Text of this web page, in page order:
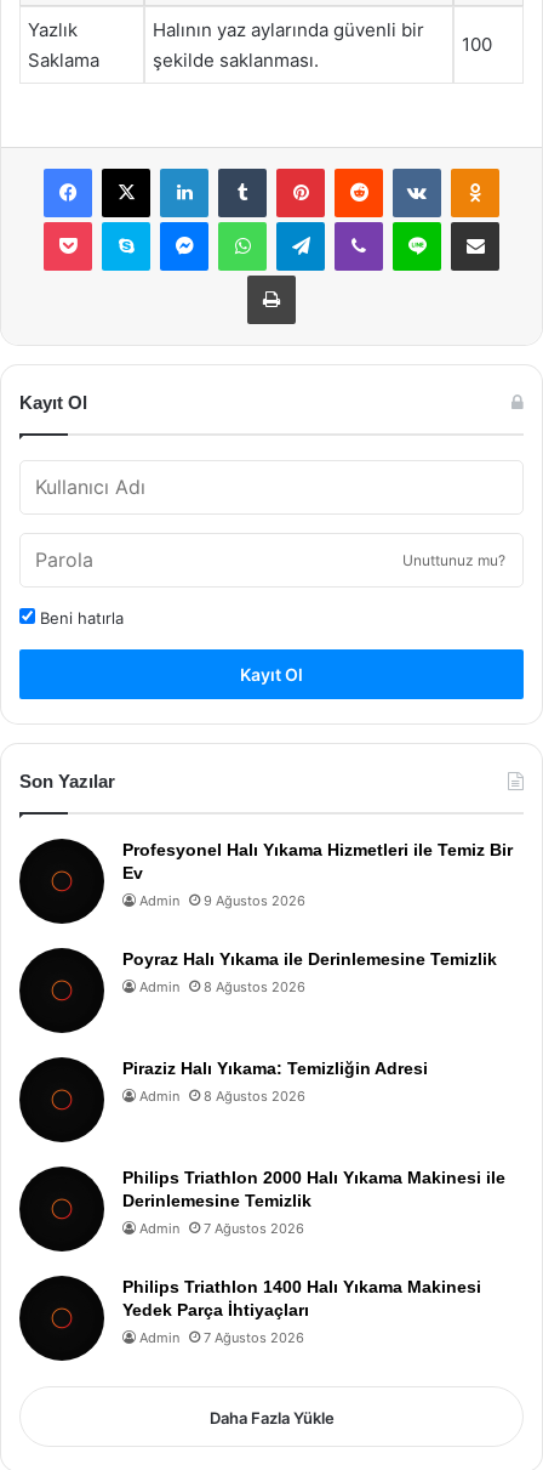
Yazlık
Saklama
Halının yaz aylarında güvenli bir
şekilde saklanması.
100
Facebook
X LinkedInTumblr PinterestReddit VKontakte
Pocket Skype MessengerWhatsAppTelegramViber Line E-Posta ile
Yazdır
Kayıt Ol
Unuttunuz mu?
Beni hatırla
Kayıt Ol
Son Yazılar
Profesyonel Halı Yıkama Hizmetleri ile Temiz Bir
Ev
Admin 9 Ağustos 2026
Poyraz Halı Yıkama ile Derinlemesine Temizlik
Admin 8 Ağustos 2026
Piraziz Halı Yıkama: Temizliğin Adresi
Admin 8 Ağustos 2026
Philips Triathlon 2000 Halı Yıkama Makinesi ile
Derinlemesine Temizlik
Admin 7 Ağustos 2026
Philips Triathlon 1400 Halı Yıkama Makinesi
Yedek Parça İhtiyaçları
Admin 7 Ağustos 2026
Daha Fazla Yükle